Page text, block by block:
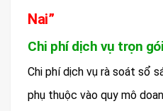
Nai”
Chi phí dịch vụ trọn gói
Chi phí dịch vụ rà soát sổ
phụ thuộc vào quy mô